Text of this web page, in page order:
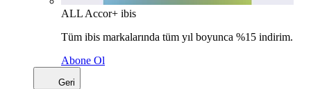
ALL Accor+ ibis
Tüm ibis markalarında tüm yıl boyunca %15 indirim.
Abone Ol
Geri